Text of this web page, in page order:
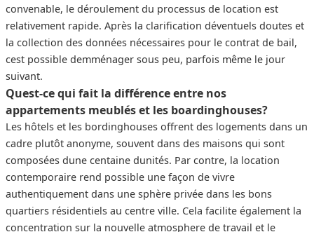
convenable, le déroulement du processus de location est
relativement rapide. Après la clarification déventuels doutes et
la collection des données nécessaires pour le contrat de bail,
cest possible demménager sous peu, parfois même le jour
suivant.
Quest-ce qui fait la différence entre nos
appartements meublés et les boardinghouses?
Les hôtels et les bordinghouses offrent des logements dans un
cadre plutôt anonyme, souvent dans des maisons qui sont
composées dune centaine dunités. Par contre, la location
contemporaire rend possible une façon de vivre
authentiquement dans une sphère privée dans les bons
quartiers résidentiels au centre ville. Cela facilite également la
concentration sur la nouvelle atmosphere de travail et le